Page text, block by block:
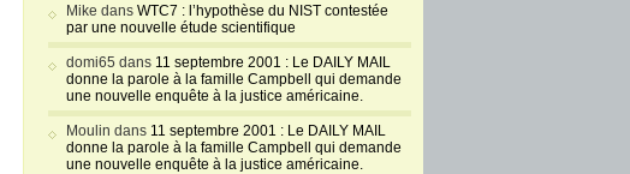
Mike dans WTC7 : l’hypothèse du NIST contestée
par une nouvelle étude scientifique
domi65 dans 11 septembre 2001 : Le DAILY MAIL
donne la parole à la famille Campbell qui demande
une nouvelle enquête à la justice américaine.
Moulin dans 11 septembre 2001 : Le DAILY MAIL
donne la parole à la famille Campbell qui demande
une nouvelle enquête à la justice américaine.